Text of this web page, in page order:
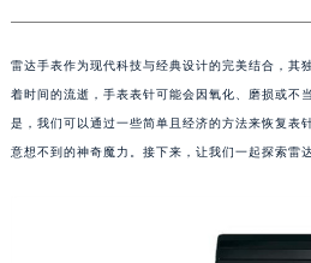
雷达手表作为现代科技与经典设计的完美结合，其
着时间的流逝，手表表针可能会因氧化、磨损或不
是，我们可以通过一些简单且经济的方法来恢复表
意想不到的神奇魔力。接下来，让我们一起探索雷